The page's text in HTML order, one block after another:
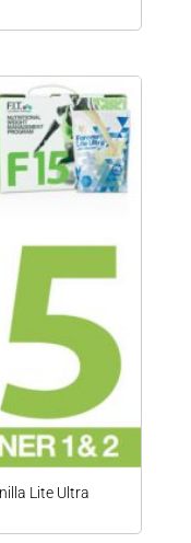
Lite Ultra